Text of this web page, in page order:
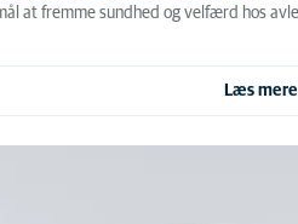
at fremme sundhed og velfærd hos
Læs mere